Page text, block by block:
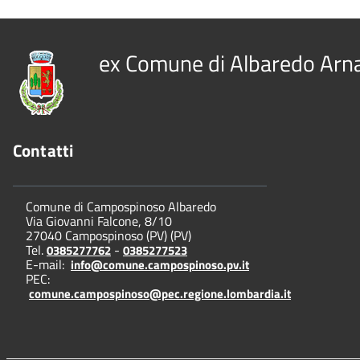
ex Comune di Albaredo
Contatti
Comune di Campospinoso Albaredo
Via Giovanni Falcone, 8/10
27040 Campospinoso (PV) (PV)
Tel.0385277762 - 0385277523
E-mail: info@comune.campospinoso.pv.it
PEC:
comune.campospinoso@pec.regione.lombardia.it